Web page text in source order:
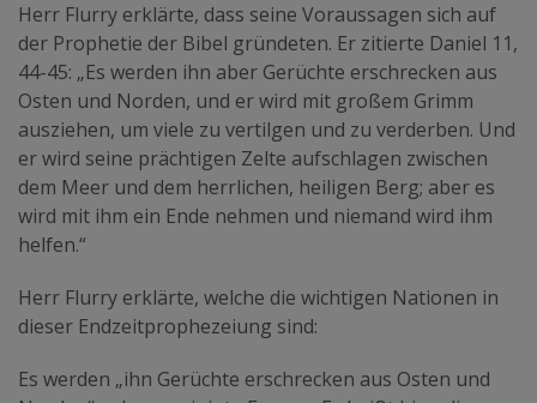
Herr Flurry erklärte, dass seine Voraussagen sich auf
der Prophetie der Bibel gründeten. Er zitierte Daniel 11,
44-45: „Es werden ihn aber Gerüchte erschrecken aus
Osten und Norden, und er wird mit großem Grimm
ausziehen, um viele zu vertilgen und zu verderben. Und
er wird seine prächtigen Zelte aufschlagen zwischen
dem Meer und dem herrlichen, heiligen Berg; aber es
wird mit ihm ein Ende nehmen und niemand wird ihm
helfen.“
Herr Flurry erklärte, welche die wichtigen Nationen in
dieser Endzeitprophezeiung sind:
Es werden „ihn Gerüchte erschrecken aus Osten und